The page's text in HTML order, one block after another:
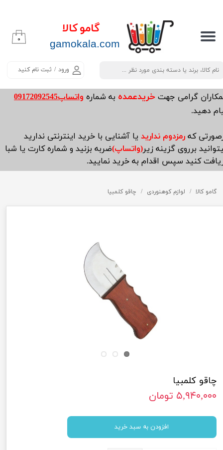
گامو کالا
​​​​​​gamokala.com
ورود / ثبت نام کنید
حساب کاربری من
تغییر گذر واژه
سفارشات
خروج از حساب کاربری
۰
گرامی جهت خریدعمده به شماره واتساپ09172092545
دهید.
که رمزدوم ندارید یا آشنایی با خرید اینترنتی ندارید
برروی گزینه زیر(واتساپ)ضربه بزنید و شماره کارت یا شبا
کنید سپس اقدام به خرید نمایید.
گامو کالا لوازم کوهنوردی چاقو کلمبیا
چاقو کلمبیا
۵,۹۴۰,۰۰۰ تومان
افزودن به سبد خرید